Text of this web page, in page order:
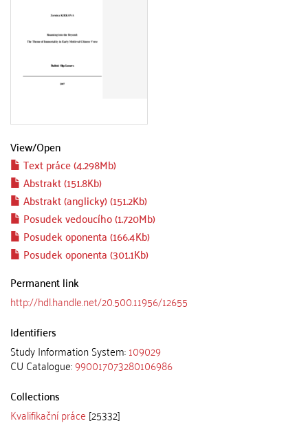
View/Open
Text práce (4.298Mb)
Abstrakt (151.8Kb)
Abstrakt (anglicky) (151.2Kb)
Posudek vedoucího (1.720Mb)
Posudek oponenta (166.4Kb)
Posudek oponenta (301.1Kb)
Permanent link
http://hdl.handle.net/20.500.11956/12655
Identifiers
Study Information System:109029
CU Catalogue:990017073280106986
Collections
Kvalifikační práce [25332]